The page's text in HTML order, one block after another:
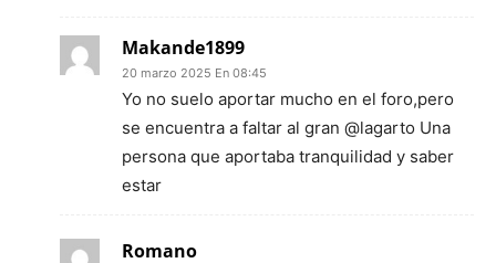
Makande1899
20 marzo 2025 En 08:45
Yo no suelo aportar mucho en el foro,pero
se encuentra a faltar al gran @lagarto Una
persona que aportaba tranquilidad y saber
estar
Romano